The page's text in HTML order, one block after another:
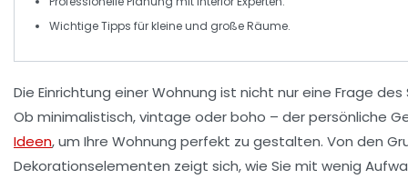
WichtigeTipps für kleine und große Räume.
Die Einrichtung einer Wohnung ist nicht nur eine Frage
Ob minimalistisch, vintage oder boho – der persönliche
Ideen, um Ihre Wohnung perfekt zu gestalten. Von den
Dekorationselementen zeigt sich, wie Sie mit wenig